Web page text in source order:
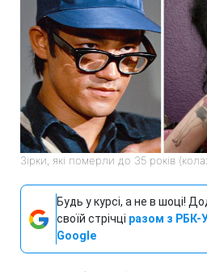
Зірки, які померли до 35 років
Будь у курсі, а не в шоці!
своїй стрічці разом з РБК-
Google